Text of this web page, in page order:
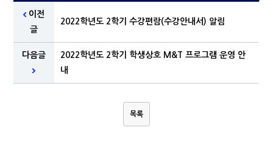
이전
글
2022학년도 2학기 수강편람(수강안내서) 알림
다음글
2022학년도 2학기 학생상호 M&T 프로그램 운영 안
내
목록